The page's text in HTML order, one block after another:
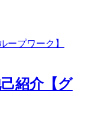
紹介【グ